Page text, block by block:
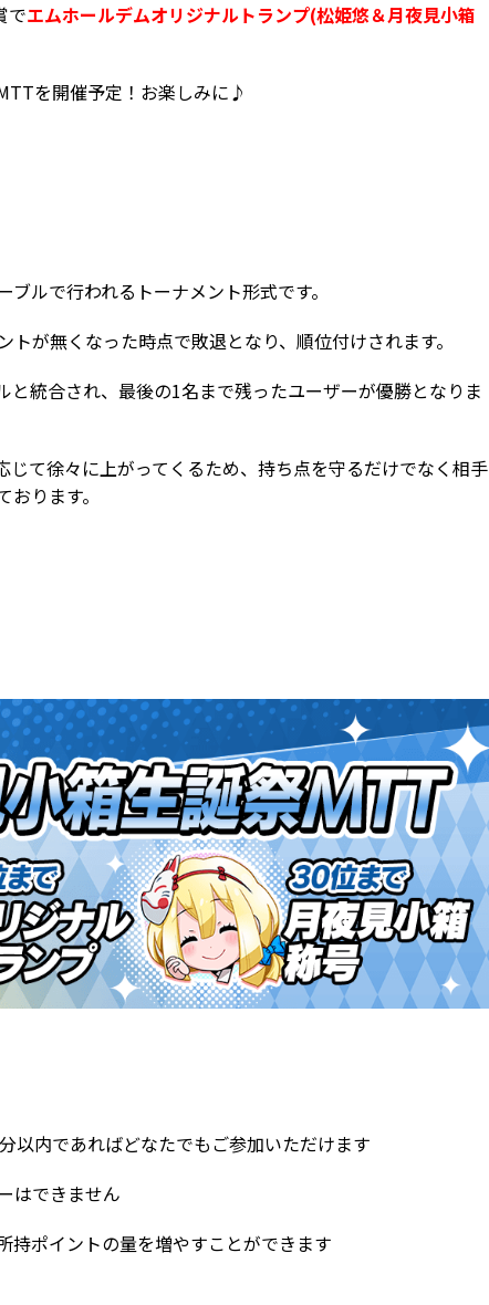
でエムホールデムオリジナルトランプ(松姫悠＆月夜見小箱
を開催予定！お楽しみに♪
ルで行われるトーナメント形式です。
が無くなった時点で敗退となり、順位付けされます。
と統合され、最後の1名まで残ったユーザーが優勝となりま
て徐々に上がってくるため、持ち点を守るだけでなく相手
ります。
以内であればどなたでもご参加いただけます
はできません
持ポイントの量を増やすことができます